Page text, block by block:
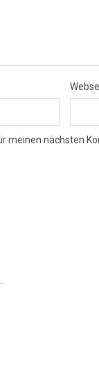
meinen nächsten